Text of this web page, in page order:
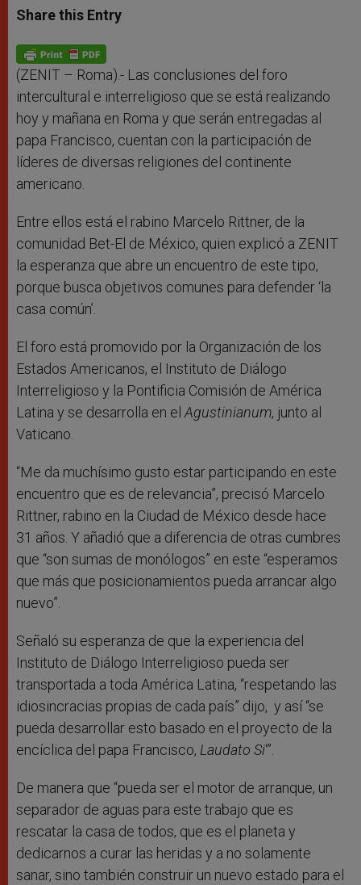
t
s
p
p
s
e
g
e
e
b
o
k
Share this Entry
(ZENIT – Roma).- Las conclusiones del foro
intercultural e interreligioso que se está realizando
hoy y mañana en Roma y que serán entregadas al
papa Francisco, cuentan con la participación de
líderes de diversas religiones del continente
americano.
Entre ellos está el rabino Marcelo Rittner, de la
comunidad Bet-El de México, quien explicó a ZENIT
la esperanza que abre un encuentro de este tipo,
porque busca objetivos comunes para defender ‘la
casa común’.
El foro está promovido por la Organización de los
Estados Americanos, el Instituto de Diálogo
Interreligioso y la Pontificia Comisión de América
Latina y se desarrolla en elAgustinianum, junto al
Vaticano.
“Me da muchísimo gusto estar participando en este
encuentro que es de relevancia”, precisó Marcelo
Rittner, rabino en la Ciudad de México desde hace
31 años. Y añadió que a diferencia de otras cumbres
que “son sumas de monólogos” en este “esperamos
que más que posicionamientos pueda arrancar algo
nuevo”.
Señaló su esperanza de que la experiencia del
Instituto de Diálogo Interreligioso pueda ser
transportada a toda América Latina, “respetando las
idiosincracias propias de cada país” dijo, y así “se
pueda desarrollar esto basado en el proyecto de la
encíclica del papa Francisco, Laudato Si‘”.
De manera que “pueda ser el motor de arranque, un
separador de aguas para este trabajo que es
rescatar la casa de todos, que es el planeta y
dedicarnos a curar las heridas y a no solamente
sanar, sino también construir un nuevo estado para el